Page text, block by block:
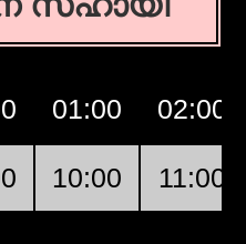
01:00 02:00
10:00 11:00